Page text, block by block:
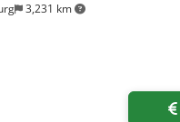
3,231 km